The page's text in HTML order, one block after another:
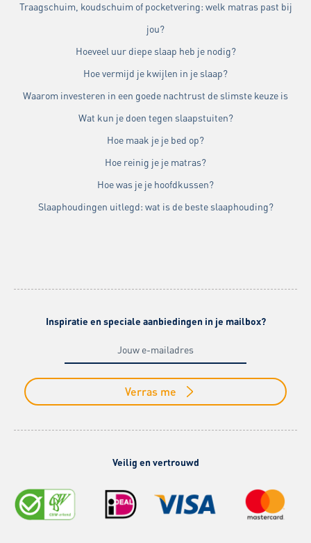
Traagschuim, koudschuim of pocketvering: welk matras past bij
jou?
Hoeveel uur diepe slaap heb je nodig?
Hoe vermijd je kwijlen in je slaap?
Waarom investeren in een goede nachtrust de slimste keuze is
Wat kun je doen tegen slaapstuiten?
Hoe maak je je bed op?
Hoe reinig je je matras?
Hoe was je je hoofdkussen?
Slaaphoudingen uitlegd: wat is de beste slaaphouding?
Inspiratie en speciale aanbiedingen in je mailbox?
Verras me
Veilig en vertrouwd